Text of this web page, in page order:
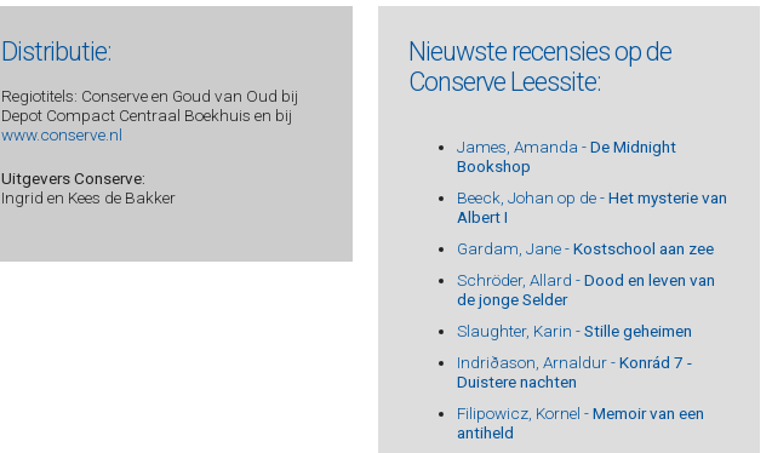
Distributie:
Regiotitels: Conserve en Goud van Oud bij
Depot Compact Centraal Boekhuis en bij
www.conserve.nl
Uitgevers Conserve:
Ingrid en Kees de Bakker
Nieuwste recensies op de
Conserve Leessite:
James, Amanda -De Midnight
Bookshop
Beeck, Johan op de -Het mysterie van
Albert I
Gardam, Jane -Kostschool aan zee
Schröder, Allard -Dood en leven van
de jonge Selder
Slaughter, Karin -Stille geheimen
Indriðason, Arnaldur -Konrád 7 -
Duistere nachten
Filipowicz, Kornel -Memoir van een
antiheld